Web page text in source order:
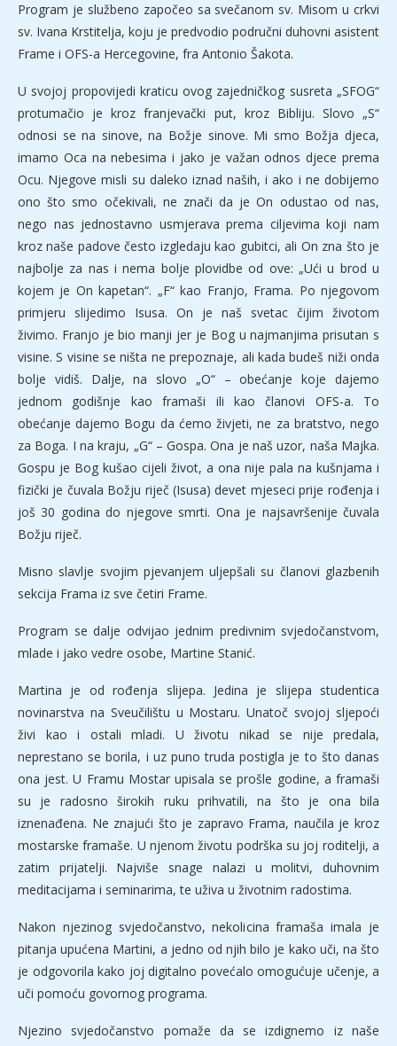
Program je službeno započeo sa svečanom sv. Misom u crkvi
sv. Ivana Krstitelja, koju je predvodio područni duhovni asistent
Frame i OFS-a Hercegovine, fra Antonio Šakota.
U svojoj propovijedi kraticu ovog zajedničkog susreta „SFOG“
protumačio je kroz franjevački put, kroz Bibliju. Slovo „S“
odnosi se na sinove, na Božje sinove. Mi smo Božja djeca,
imamo Oca na nebesima i jako je važan odnos djece prema
Ocu. Njegove misli su daleko iznad naših, i ako i ne dobijemo
ono što smo očekivali, ne znači da je On odustao od nas,
nego nas jednostavno usmjerava prema ciljevima koji nam
kroz naše padove često izgledaju kao gubitci, ali On zna što je
najbolje za nas i nema bolje plovidbe od ove: „Ući u brod u
kojem je On kapetan“. „F“ kao Franjo, Frama. Po njegovom
primjeru slijedimo Isusa. On je naš svetac čijim životom
živimo. Franjo je bio manji jer je Bog u najmanjima prisutan s
visine. S visine se ništa ne prepoznaje, ali kada budeš niži onda
bolje vidiš. Dalje, na slovo „O“ – obećanje koje dajemo
jednom godišnje kao framaši ili kao članovi OFS-a. To
obećanje dajemo Bogu da ćemo živjeti, ne za bratstvo, nego
za Boga. I na kraju, „G“ – Gospa. Ona je naš uzor, naša Majka.
Gospu je Bog kušao cijeli život, a ona nije pala na kušnjama i
fizički je čuvala Božju riječ (Isusa) devet mjeseci prije rođenja i
još 30 godina do njegove smrti. Ona je najsavršenije čuvala
Božju riječ.
Misno slavlje svojim pjevanjem uljepšali su članovi glazbenih
sekcija Frama iz sve četiri Frame.
Program se dalje odvijao jednim predivnim svjedočanstvom,
mlade i jako vedre osobe, Martine Stanić.
Martina je od rođenja slijepa. Jedina je slijepa studentica
novinarstva na Sveučilištu u Mostaru. Unatoč svojoj sljepoći
živi kao i ostali mladi. U životu nikad se nije predala,
neprestano se borila, i uz puno truda postigla je to što danas
ona jest. U Framu Mostar upisala se prošle godine, a framaši
su je radosno širokih ruku prihvatili, na što je ona bila
iznenađena. Ne znajući što je zapravo Frama, naučila je kroz
mostarske framaše. U njenom životu podrška su joj roditelji, a
zatim prijatelji. Najviše snage nalazi u molitvi, duhovnim
meditacijama i seminarima, te uživa u životnim radostima.
Nakon njezinog svjedočanstvo, nekolicina framaša imala je
pitanja upućena Martini, a jedno od njih bilo je kako uči, na što
je odgovorila kako joj digitalno povećalo omogućuje učenje, a
uči pomoću govornog programa.
Njezino svjedočanstvo pomaže da se izdignemo iz naše